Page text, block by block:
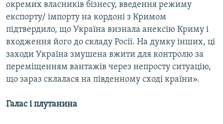
окремих власників бізнесу, введення режиму
експорту/ імпорту на кордоні з Кримом
підтвердило, що Україна визнала анексію Криму і
входження його до складу Росії. На думку інших, ці
заходи Україна змушена вжити для контролю за
переміщенням вантажів через непросту ситуацію,
що зараз склалася на південному сході країни».
Галас і плутанина